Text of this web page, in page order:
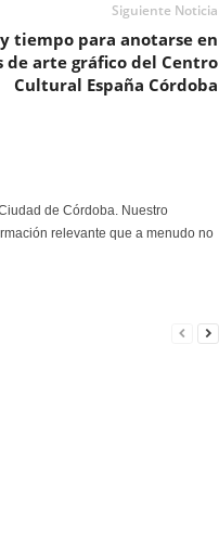
Siguiente Noticia
tiempo para anotarse en
de arte gráfico del Centro
Cultural España Córdoba
de Córdoba. Nuestro
relevante que a menudo no